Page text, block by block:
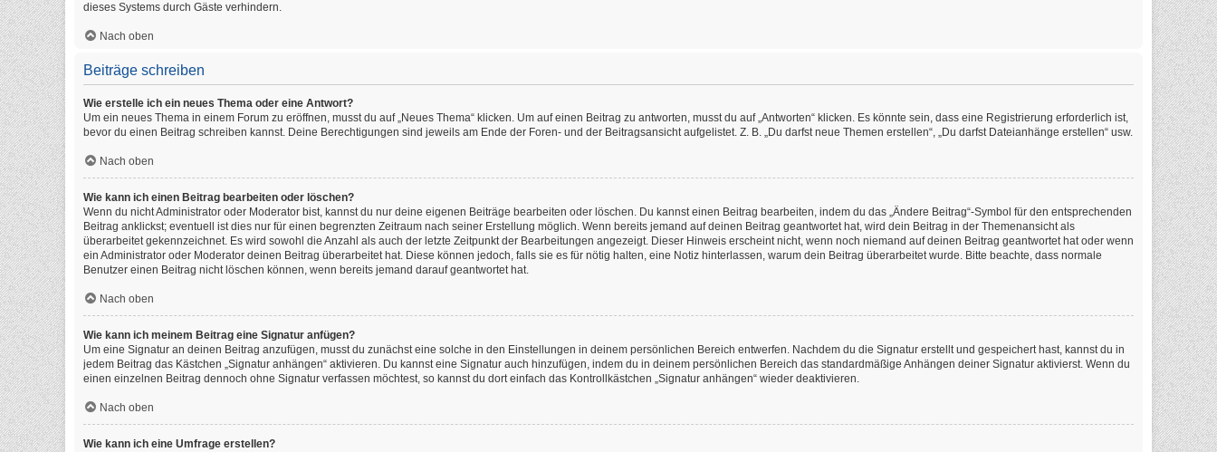
dieses Systems durch Gäste verhindern.
Nach oben
Beiträge schreiben
Wie erstelle ich ein neues Thema oder eine Antwort?
Um ein neues Thema in einem Forum zu eröffnen, musst du auf „Neues Thema“ klicken. Um auf einen Beitrag zu antworten, musst du auf „Antworten“ klicken. Es könnte sein, dass eine Registrierung erforderlich ist,
bevor du einen Beitrag schreiben kannst. Deine Berechtigungen sind jeweils am Ende der Foren- und der Beitragsansicht aufgelistet. Z. B. „Du darfst neue Themen erstellen“, „Du darfst Dateianhänge erstellen“ usw.
Nach oben
Wie kann ich einen Beitrag bearbeiten oder löschen?
Wenn du nicht Administrator oder Moderator bist, kannst du nur deine eigenen Beiträge bearbeiten oder löschen. Du kannst einen Beitrag bearbeiten, indem du das „Ändere Beitrag“-Symbol für den entsprechenden
Beitrag anklickst; eventuell ist dies nur für einen begrenzten Zeitraum nach seiner Erstellung möglich. Wenn bereits jemand auf deinen Beitrag geantwortet hat, wird dein Beitrag in der Themenansicht als
überarbeitet gekennzeichnet. Es wird sowohl die Anzahl als auch der letzte Zeitpunkt der Bearbeitungen angezeigt. Dieser Hinweis erscheint nicht, wenn noch niemand auf deinen Beitrag geantwortet hat oder wenn
ein Administrator oder Moderator deinen Beitrag überarbeitet hat. Diese können jedoch, falls sie es für nötig halten, eine Notiz hinterlassen, warum dein Beitrag überarbeitet wurde. Bitte beachte, dass normale
Benutzer einen Beitrag nicht löschen können, wenn bereits jemand darauf geantwortet hat.
Nach oben
Wie kann ich meinem Beitrag eine Signatur anfügen?
Um eine Signatur an deinen Beitrag anzufügen, musst du zunächst eine solche in den Einstellungen in deinem persönlichen Bereich entwerfen. Nachdem du die Signatur erstellt und gespeichert hast, kannst du in
jedem Beitrag das Kästchen „Signatur anhängen“ aktivieren. Du kannst eine Signatur auch hinzufügen, indem du in deinem persönlichen Bereich das standardmäßige Anhängen deiner Signatur aktivierst. Wenn du
einen einzelnen Beitrag dennoch ohne Signatur verfassen möchtest, so kannst du dort einfach das Kontrollkästchen „Signatur anhängen“ wieder deaktivieren.
Nach oben
Wie kann ich eine Umfrage erstellen?